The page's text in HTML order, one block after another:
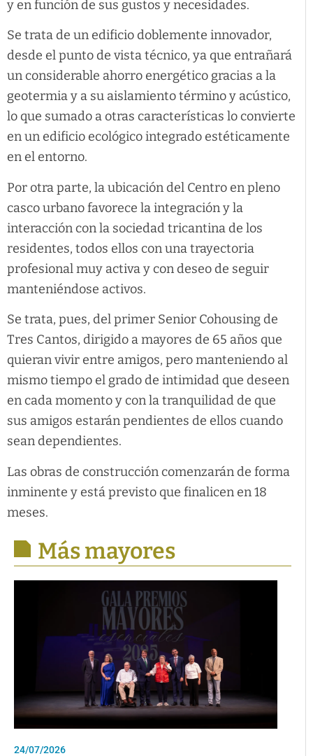
y en función de sus gustos y necesidades.
Se trata de un edificio doblemente innovador,
desde el punto de vista técnico, ya que entrañará
un considerable ahorro energético gracias a la
geotermia y a su aislamiento término y acústico,
lo que sumado a otras características lo convierte
en un edificio ecológico integrado estéticamente
en el entorno.
Por otra parte, la ubicación del Centro en pleno
casco urbano favorece la integración y la
interacción con la sociedad tricantina de los
residentes, todos ellos con una trayectoria
profesional muy activa y con deseo de seguir
manteniéndose activos.
Se trata, pues, del primer Senior Cohousing de
Tres Cantos, dirigido a mayores de 65 años que
quieran vivir entre amigos, pero manteniendo al
mismo tiempo el grado de intimidad que deseen
en cada momento y con la tranquilidad de que
sus amigos estarán pendientes de ellos cuando
sean dependientes.
Las obras de construcción comenzarán de forma
inminente y está previsto que finalicen en 18
meses.
Más mayores
24/07/2026